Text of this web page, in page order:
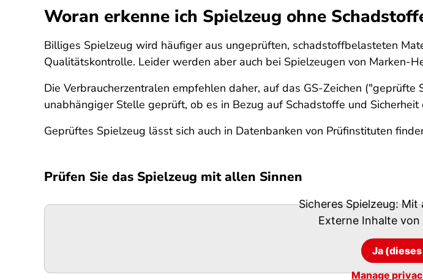
Woran erkenne ich Spielzeug ohne
Billiges Spielzeug wird häufiger aus ungeprüften, schadstoffbelasteten
Qualitätskontrolle. Leider werden aber auch bei Spielzeugen von Marken-
Die Verbraucherzentralen empfehlen daher, auf das GS-Zeichen
unabhängiger Stelle geprüft, ob es in Bezug auf Schadstoffe und
Geprüftes Spielzeug lässt sich auch in Datenbanken von Prüfinstituten
Prüfen Sie das Spielzeug mit allen Sinnen
Sicheres Spielzeug:
Externe Inhalte von
Ja
Manage